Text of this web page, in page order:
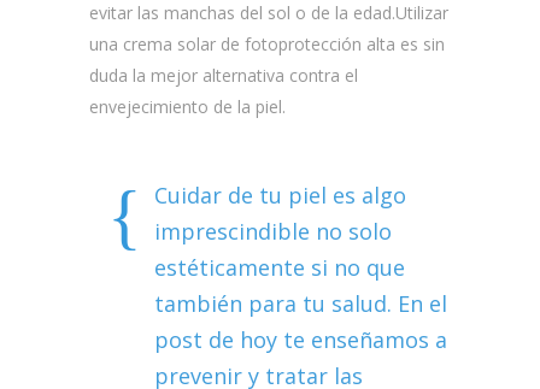
evitar las manchas del sol o de la edad.Utilizar
una crema solar de fotoprotección alta es sin
duda la mejor alternativa contra el
envejecimiento de la piel.
Cuidar de tu piel es algo
imprescindible no solo
estéticamente si no que
también para tu salud. En el
post de hoy te enseñamos a
prevenir y tratar las